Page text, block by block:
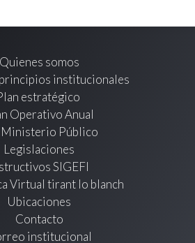
Quienes somos
institucionales
estratégico
Operativo Anual
Ministerio Público
Legislaciones
SIGEFI
Virtual tirant lo blanch
Ubicaciones
Contacto
institucional